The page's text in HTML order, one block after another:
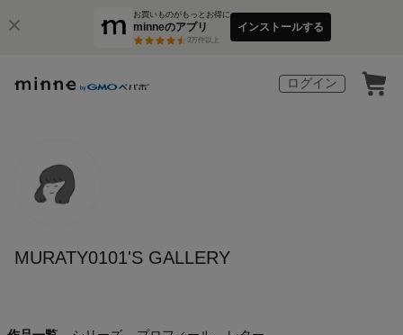
お買いものがもっとお得に
minneのアプリ
3万件以上
インストールする
ログイン
MURATY0101'S GALLERY